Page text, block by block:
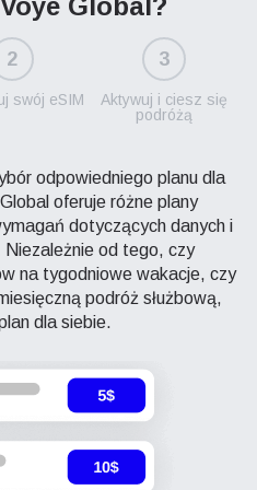
Global?
2
swój eSIM
3
Aktywuj i ciesz się
podróżą
odpowiedniego planu dla
oferuje różne plany
dotyczących danych i
od tego, czy
na tygodniowe wakacje, czy
podróż służbową,
dla siebie.